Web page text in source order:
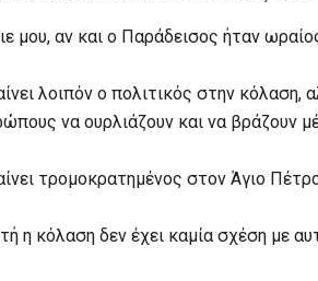
μου, αν και ο Παράδεισος ήταν
λοιπόν ο πολιτικός στην κόλαση,
να ουρλιάζουν και να βράζουν
τρομοκρατημένος στον Άγιο Πέτρο
η κόλαση δεν έχει καμία σχέση με